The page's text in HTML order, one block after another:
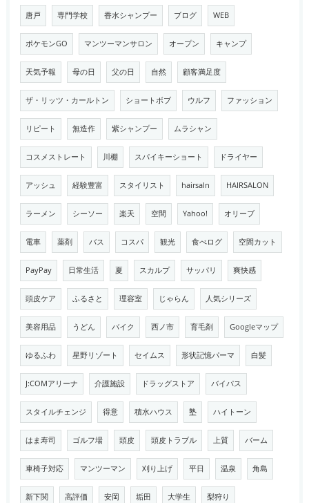
唐戸 専門学校 香水シャンプー ブログ WEB
ポケモンGO マンツーマンサロン オープン キャンプ
天気予報 母の日 父の日 自然 顧客満足度
ザ・リッツ・カールトン ショートボブ ウルフ ファッション
リピート 無造作 紫シャンプー ムラシャン
コスメストレート 川棚 スパイキーショート ドライヤー
アッシュ 経験豊富 スタイリスト hairsaln HAIRSALON
ラーメン シーソー 楽天 空間 Yahoo! オリーブ
電車 薬剤 バス コスパ 観光 食べログ 空間カット
PayPay 日常生活 夏 スカルプ サッパリ 爽快感
頭皮ケア ふるさと 理容室 じゃらん 人気シリーズ
美容用品 うどん バイク 西ノ市 育毛剤 Googleマップ
ゆるふわ 星野リゾート セイムス 形状記憶パーマ 白髪
J:COMアリーナ 介護施設 ドラッグストア バイパス
スタイルチェンジ 得意 積水ハウス 塾 ハイトーン
はま寿司 ゴルフ場 頭皮 頭皮トラブル 上質 バーム
車椅子対応 マンツーマン 刈り上げ 平日 温泉 角島
新下関 高評価 安岡 垢田 大学生 梨狩り